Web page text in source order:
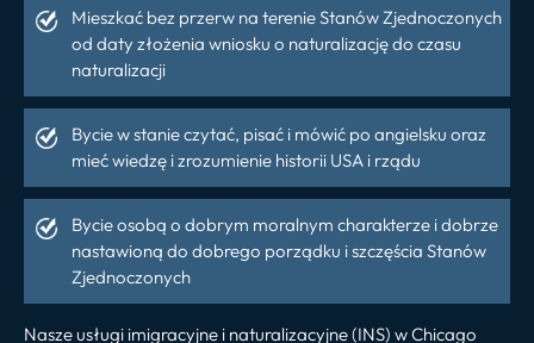
Mieszkać bez przerw na terenie Stanów Zjednoczonych
od daty złożenia wniosku o naturalizację do czasu
naturalizacji
Bycie w stanie czytać, pisać i mówić po angielsku oraz
mieć wiedzę i zrozumienie historii USA i rządu
Bycie osobą o dobrym moralnym charakterze i dobrze
nastawioną do dobrego porządku i szczęścia Stanów
Zjednoczonych
Nasze usługi imigracyjne i naturalizacyjne (INS) w Chicago